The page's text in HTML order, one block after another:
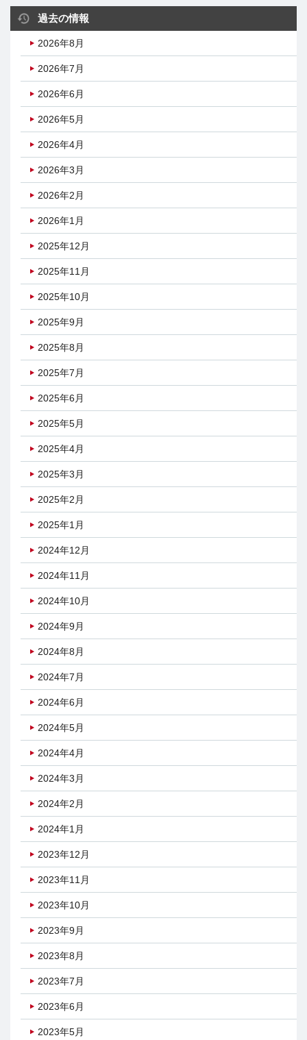
過去の情報
2026年8月
2026年7月
2026年6月
2026年5月
2026年4月
2026年3月
2026年2月
2026年1月
2025年12月
2025年11月
2025年10月
2025年9月
2025年8月
2025年7月
2025年6月
2025年5月
2025年4月
2025年3月
2025年2月
2025年1月
2024年12月
2024年11月
2024年10月
2024年9月
2024年8月
2024年7月
2024年6月
2024年5月
2024年4月
2024年3月
2024年2月
2024年1月
2023年12月
2023年11月
2023年10月
2023年9月
2023年8月
2023年7月
2023年6月
2023年5月